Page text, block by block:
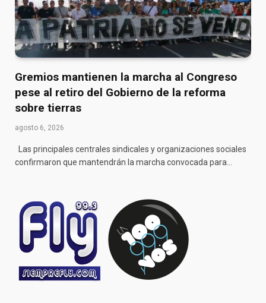
Gremios mantienen la marcha al Congreso
pese al retiro del Gobierno de la reforma
sobre tierras
agosto 6, 2026
Las principales centrales sindicales y organizaciones sociales
confirmaron que mantendrán la marcha convocada para…